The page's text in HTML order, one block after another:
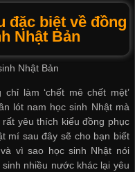
đặc biệt về đồng
Nhật Bản
Nhật Bản
làm ‘chết mê chết mệt’
lót nam học sinh Nhật mà
yêu thích kiểu đồng phục
mí sau đây sẽ cho bạn biết
vì sao học sinh Nhật nói
sinh nhiều nước khác lại yêu